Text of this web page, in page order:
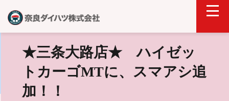
★三条大路店★ ハイゼッ
トカーゴMTに、スマアシ追
加！！